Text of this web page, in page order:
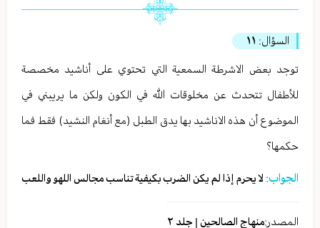
السؤال: ١١
توجد بعض الاشرطة السمعية التي تحتوي على أناشيد مخصصة
للأطفال تتحدث عن مخلوقات الله في الكون ولكن ما يريبني في
الموضوع أن هذه الاناشيد بها يدق الطبل (مع أنغام النشيد) فقط فما
حكمها؟
الجواب: لا يحرم إذا لم يكن الضرب بكیفیة تناسب مجالس اللهو واللعب
المصدر:منهاج الصالحين | جلد ٢